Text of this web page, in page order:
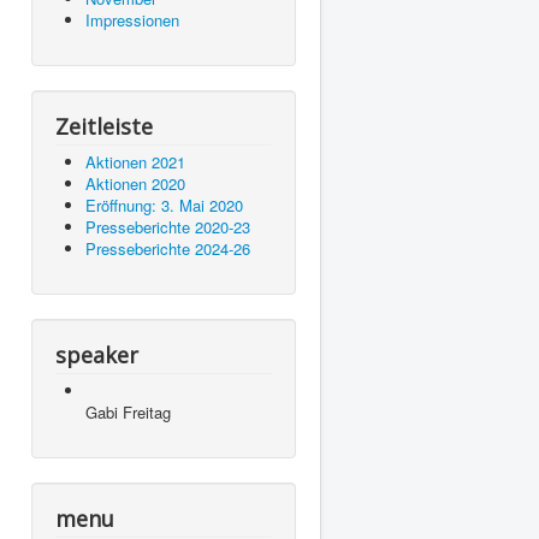
Impressionen
Zeitleiste
Aktionen 2021
Aktionen 2020
Eröffnung: 3. Mai 2020
Presseberichte 2020-23
Presseberichte 2024-26
speaker
Gabi Freitag
menu